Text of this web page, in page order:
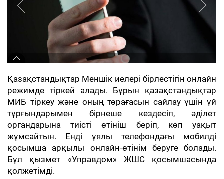
Қазақстандықтар Меншік иелері бірлестігін онлайн
режимде тіркей алады. Бұрын қазақстандықтар
МИБ тіркеу және оның төрағасын сайлау үшін үй
тұрғындарымен бірнеше кездесіп, әділет
органдарына тиісті өтініш беріп, көп уақыт
жұмсайтын. Енді ұялы телефондағы мобилді
қосымша арқылы онлайн-өтінім беруге болады.
Бұл қызмет «Управдом» ЖШС қосымшасында
қолжетімді.